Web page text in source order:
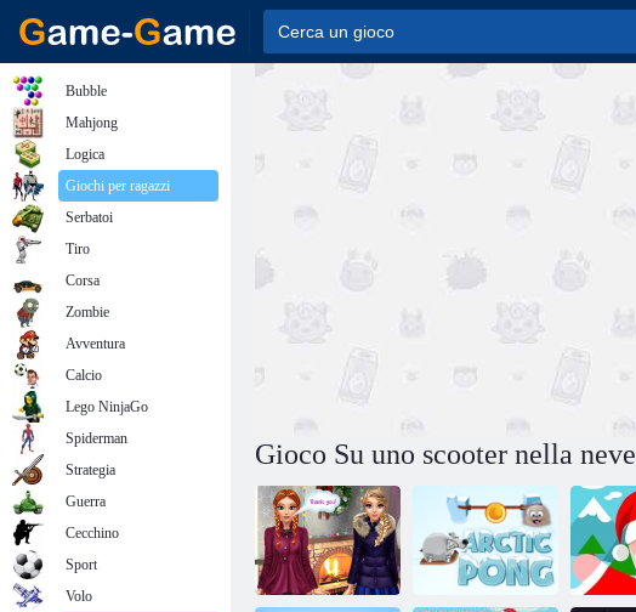
Gioco Su uno scooter nella neve
Bubble
Mahjong
Logica
Giochi per ragazzi
Serbatoi
Tiro
Corsa
Zombie
Avventura
Calcio
Lego NinjaGo
Spiderman
Strategia
Guerra
Cecchino
Sport
Volo